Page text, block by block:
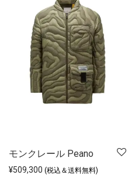
モンクレール Peano
¥509,300 (税込＆送料無料)